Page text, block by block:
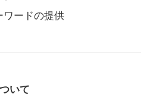
ワードの提供
いて